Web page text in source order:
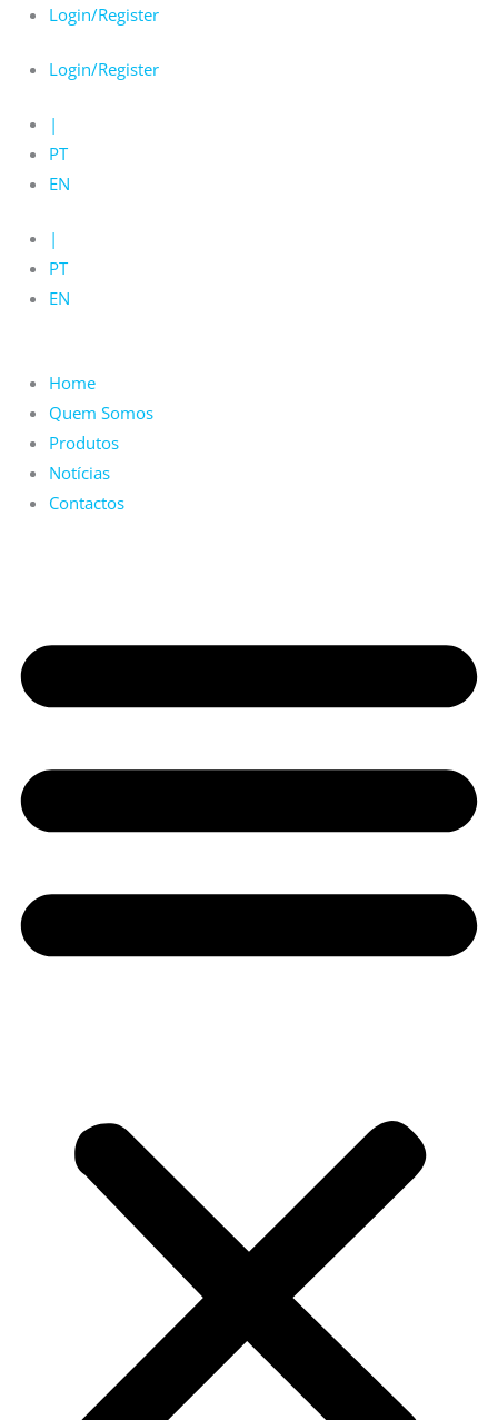
Skip
content
Login/Register
Login/Register
|
PT
EN
|
PT
EN
Home
Quem Somos
Produtos
Notícias
Contactos